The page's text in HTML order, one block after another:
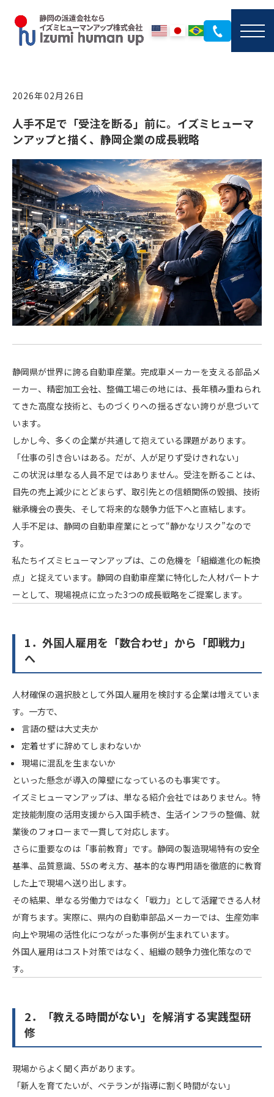
2026年02月26日
人手不足で「受注を断る」前に。イズミヒューマ
ンアップと描く、静岡企業の成長戦略
静岡県が世界に誇る自動車産業。完成車メーカーを支える部品メ
ーカー、精密加工会社、整備工場――この地には、長年積み重ねられ
てきた高度な技術と、ものづくりへの揺るぎない誇りが息づいて
います。
しかし今、多くの企業が共通して抱えている課題があります。
「仕事の引き合いはある。だが、人が足りず受けきれない」
この状況は単なる人員不足ではありません。受注を断ることは、
目先の売上減少にとどまらず、取引先との信頼関係の毀損、技術
継承機会の喪失、そして将来的な競争力低下へと直結します。
人手不足は、静岡の自動車産業にとって“静かなリスク”なので
す。
私たちイズミヒューマンアップは、この危機を「組織進化の転換
点」と捉えています。静岡の自動車産業に特化した人材パートナ
ーとして、現場視点に立った3つの成長戦略をご提案します。
1．外国人雇用を「数合わせ」から「即戦力」
へ
人材確保の選択肢として外国人雇用を検討する企業は増えていま
す。一方で、
言語の壁は大丈夫か
定着せずに辞めてしまわないか
現場に混乱を生まないか
といった懸念が導入の障壁になっているのも事実です。
イズミヒューマンアップは、単なる紹介会社ではありません。特
定技能制度の活用支援から入国手続き、生活インフラの整備、就
業後のフォローまで一貫して対応します。
さらに重要なのは「事前教育」です。静岡の製造現場特有の安全
基準、品質意識、5Sの考え方、基本的な専門用語を徹底的に教育
した上で現場へ送り出します。
その結果、単なる労働力ではなく「戦力」として活躍できる人材
が育ちます。実際に、県内の自動車部品メーカーでは、生産効率
向上や現場の活性化につながった事例が生まれています。
外国人雇用はコスト対策ではなく、組織の競争力強化策なので
す。
2．「教える時間がない」を解消する実践型研
修
現場からよく聞く声があります。
「新人を育てたいが、ベテランが指導に割く時間がない」